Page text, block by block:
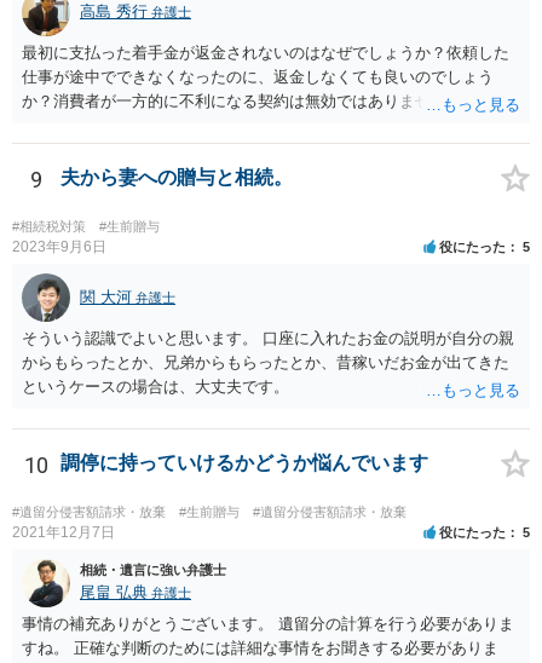
高島 秀行 弁護士
最初に支払った着手金が返金されないのはなぜでしょうか？依頼した
仕事が途中でできなくなったのに、返金しなくても良いのでしょう
か？消費者が一方的に不利になる契約は無効ではありませんか？
務があると思います。 倒れた弁護士が所属する弁護士会に相談さ
れた方がよいと思います。 倒れた弁護士は脳梗塞で倒れたようで
すが、 判断能力があり、復代理を倒れた弁護士の判断で復代理を
選任したのか 即ち、復代理人の選任は有効なのかという問題もあ
ると思います。
9 夫から妻への贈与と相続。
#相続税対策 #生前贈与
2023年9月6日 役にたった 5
関 大河 弁護士
そういう認識でよいと思います。 口座に入れたお金の説明が自分の親
からもらったとか、兄弟からもらったとか、昔稼いだお金が出てきた
というケースの場合は、大丈夫です。
10 調停に持っていけるかどうか悩んでいます
#遺留分侵害額請求・放棄 #生前贈与 #遺留分侵害額請求・放棄
2021年12月7日 役にたった 5
相続・遺言に強い弁護士
尾畠 弘典 弁護士
事情の補充ありがとうございます。 遺留分の計算を行う必要がありま
すね。 正確な判断のためには詳細な事情をお聞きする必要がありま